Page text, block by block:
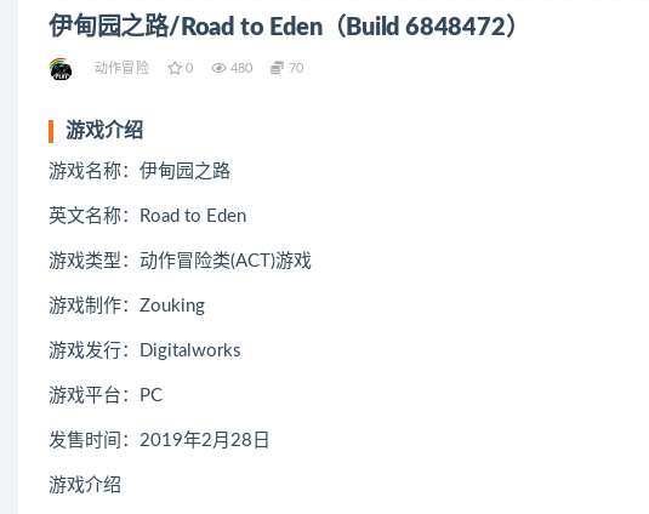
伊甸园之路/Road to Eden（Build 6848472）
动作冒险 0 480 70
游戏介绍
游戏名称：伊甸园之路
英文名称：Road to Eden
游戏类型：动作冒险类(ACT)游戏
游戏制作：Zouking
游戏发行：Digitalworks
游戏平台：PC
发售时间：2019年2月28日
游戏介绍